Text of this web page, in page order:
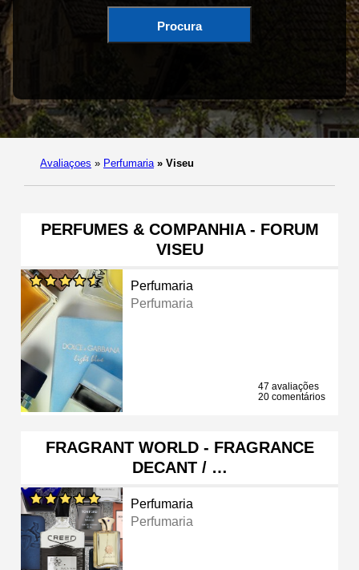
Procura
Avaliaçoes » Perfumaria » Viseu
PERFUMES & COMPANHIA - FORUM
VISEU
Perfumaria
Perfumaria
47 avaliações
20 comentários
FRAGRANT WORLD - FRAGRANCE
DECANT / …
Perfumaria
Perfumaria